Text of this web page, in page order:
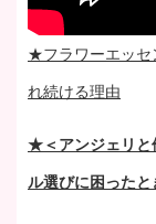
★フラワーエッセ
れ続ける理由
★＜アンジェリと
ル選びに困ったと